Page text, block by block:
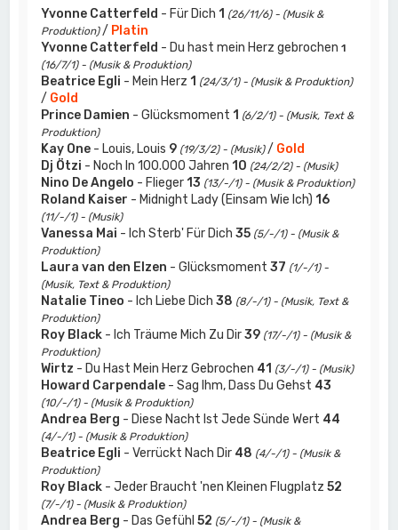
Yvonne Catterfeld - Für Dich 1 (26/11/6) - (Musik &
Produktion)/ Platin
Yvonne Catterfeld - Du hast mein Herz gebrochen1
(16/7/1) - (Musik & Produktion)
Beatrice Egli - Mein Herz 1 (24/3/1) - (Musik & Produktion)
/ Gold
Prince Damien - Glücksmoment 1 (6/2/1) - (Musik, Text &
Produktion)
Kay One - Louis, Louis 9 (19/3/2) - (Musik)/ Gold
Dj Ötzi - Noch In 100.000 Jahren 10 (24/2/2) - (Musik)
Nino De Angelo - Flieger 13 (13/-/1) - (Musik & Produktion)
Roland Kaiser - Midnight Lady (Einsam Wie Ich) 16
(11/-/1) - (Musik)
Vanessa Mai - Ich Sterb' Für Dich35 (5/-/1) - (Musik &
Produktion)
Laura van den Elzen - Glücksmoment37 (1/-/1) -
(Musik, Text & Produktion)
Natalie Tineo - Ich Liebe Dich38 (8/-/1) - (Musik, Text &
Produktion)
Roy Black - Ich Träume Mich Zu Dir39 (17/-/1) - (Musik &
Produktion)
Wirtz - Du Hast Mein Herz Gebrochen 41 (3/-/1) - (Musik)
Howard Carpendale - Sag Ihm, Dass Du Gehst 43
(10/-/1) - (Musik & Produktion)
Andrea Berg - Diese Nacht Ist Jede Sünde Wert 44
(4/-/1) - (Musik & Produktion)
Beatrice Egli - Verrückt Nach Dir 48 (4/-/1) - (Musik &
Produktion)
Roy Black - Jeder Braucht 'nen Kleinen Flugplatz52
(7/-/1) - (Musik & Produktion)
Andrea Berg - Das Gefühl52 (5/-/1) - (Musik &